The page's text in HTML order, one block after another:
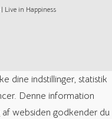
Live in Happiness
dine indstillinger, statistik
Denne information
websiden godkender du